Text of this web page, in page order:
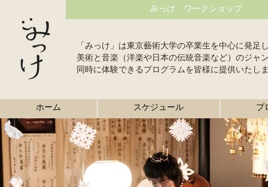
みっけ ワークショップ
「みっけ」は東京藝術大学の卒業生を中心に発足
美術と音楽（洋楽や日本の伝統音楽など）のジャ
同時に体験できるプログラムを皆様に提供いたし
ホーム スケジュール プ